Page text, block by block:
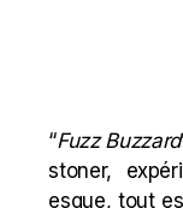
“Fuzz Buzzard
stoner,
esque, tout